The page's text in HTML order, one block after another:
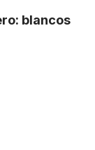
blancos